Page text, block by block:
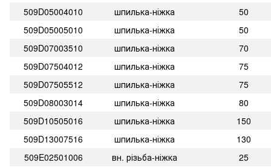
509D05004010
шпилька-ніжка
50
509D05005010
шпилька-ніжка
50
509D07003510
шпилька-ніжка
70
509D07504012
шпилька-ніжка
75
509D07505512
шпилька-ніжка
75
509D08003014
шпилька-ніжка
80
509D10505016
шпилька-ніжка
150
509D13007516
шпилька-ніжка
130
509E02501006
вн. різьба-ніжка
25